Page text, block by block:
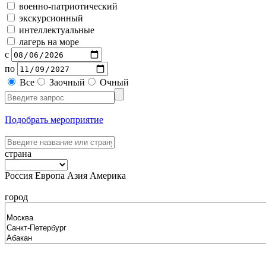
военно-патриотический
экскурсионный
интеллектуальные
лагерь на море
с
по
Все
Заочный Очный
Подобрать мероприятие
страна
Россия Европа Азия Америка
город